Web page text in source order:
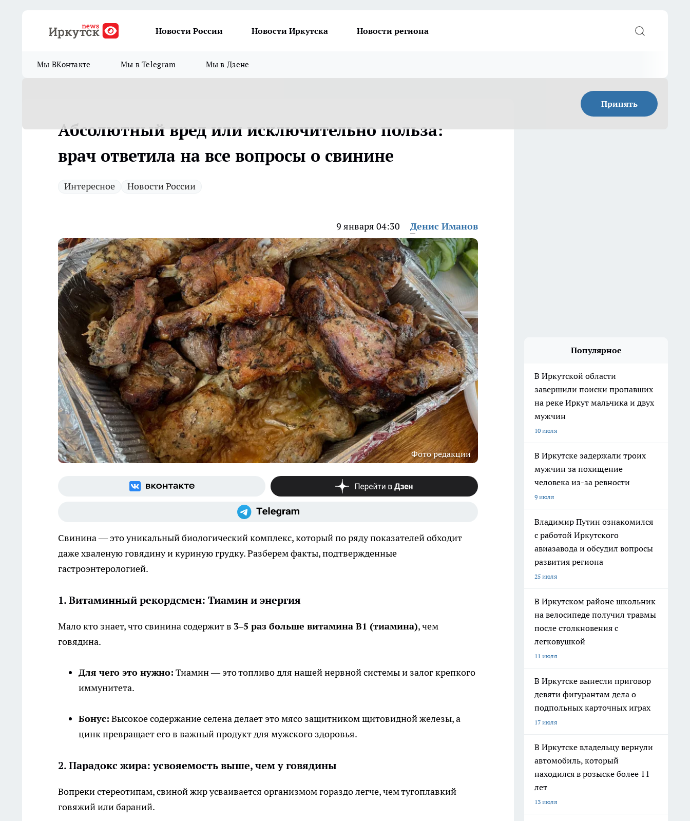
Новости России Новости Иркутска Новости региона
Мы ВКонтакте Мы в Telegram Мы в Дзене
Принять
Абсолютный вред или исключительно польза:
врач ответила на все вопросы о свинине
Интересное Новости России
9 января 04:30 Денис Иманов
Фото редакции
Свинина — это уникальный биологический комплекс, который по ряду показателей обходит
даже хваленую говядину и куриную грудку. Разберем факты, подтвержденные
гастроэнтерологией.
1. Витаминный рекордсмен: Тиамин и энергия
Мало кто знает, что свинина содержит в 3–5 раз больше витамина B1 (тиамина), чем
говядина.
Для чего это нужно: Тиамин — это топливо для нашей нервной системы и залог крепкого
иммунитета.
Бонус: Высокое содержание селена делает это мясо защитником щитовидной железы, а
цинк превращает его в важный продукт для мужского здоровья.
2. Парадокс жира: усвояемость выше, чем у говядины
Вопреки стереотипам, свиной жир усваивается организмом гораздо легче, чем тугоплавкий
говяжий или бараний.
Популярное
В Иркутской области
завершили поиски пропавших
на реке Иркут мальчика и двух
мужчин
10 июля
В Иркутске задержали троих
мужчин за похищение
человека из-за ревности
9 июля
Владимир Путин ознакомился
с работой Иркутского
авиазавода и обсудил вопросы
развития региона
25 июля
В Иркутском районе школьник
на велосипеде получил травмы
после столкновения с
легковушкой
11 июля
В Иркутске вынесли приговор
девяти фигурантам дела о
подпольных карточных играх
17 июля
В Иркутске владельцу вернули
автомобиль, который
находился в розыске более 11
лет
13 июля